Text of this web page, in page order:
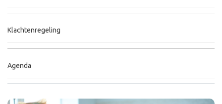
Klachtenregeling
Agenda